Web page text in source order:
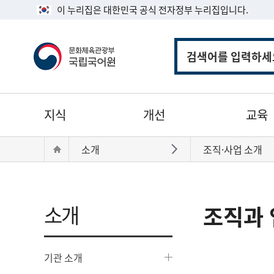
이 누리집은 대한민국 공식 전자정부 누리집입니다.
통
검
색
메
지식 개선 교육
재
Home
소개 바로가기조직·사업 소개
소개
기관 소개
조직과